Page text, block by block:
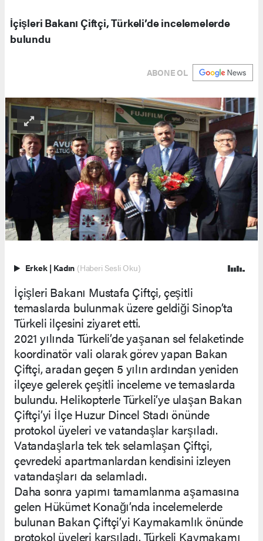
İçişleri Bakanı Çiftçi, Türkeli’de incelemelerde
bulundu
ABONE OL
Erkek | Kadın (Haberi Sesli Oku)
İçişleri Bakanı Mustafa Çiftçi, çeşitli
temaslarda bulunmak üzere geldiği Sinop’ta
Türkeli ilçesini ziyaret etti.
2021 yılında Türkeli’de yaşanan sel felaketinde
koordinatör vali olarak görev yapan Bakan
Çiftçi, aradan geçen 5 yılın ardından yeniden
ilçeye gelerek çeşitli inceleme ve temaslarda
bulundu. Helikopterle Türkeli’ye ulaşan Bakan
Çiftçi’yi İlçe Huzur Dincel Stadı önünde
protokol üyeleri ve vatandaşlar karşıladı.
Vatandaşlarla tek tek selamlaşan Çiftçi,
çevredeki apartmanlardan kendisini izleyen
vatandaşları da selamladı.
Daha sonra yapımı tamamlanma aşamasına
gelen Hükümet Konağı’nda incelemelerde
bulunan Bakan Çiftçi’yi Kaymakamlık önünde
protokol üyeleri karşıladı. Türkeli Kaymakamı